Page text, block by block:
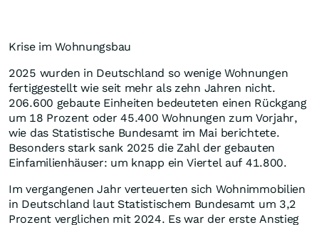
Krise im Wohnungsbau
2025 wurden in Deutschland so wenige Wohnungen
fertiggestellt wie seit mehr als zehn Jahren nicht.
206.600 gebaute Einheiten bedeuteten einen Rückgang
um 18 Prozent oder 45.400 Wohnungen zum Vorjahr,
wie das Statistische Bundesamt im Mai berichtete.
Besonders stark sank 2025 die Zahl der gebauten
Einfamilienhäuser: um knapp ein Viertel auf 41.800.
Im vergangenen Jahr verteuerten sich Wohnimmobilien
in Deutschland laut Statistischem Bundesamt um 3,2
Prozent verglichen mit 2024. Es war der erste Anstieg